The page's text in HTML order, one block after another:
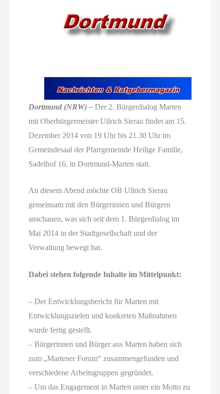
Dortmund (NRW) – Der 2. Bürgerdialog Marten
mit Oberbürgermeister Ullrich Sierau findet am 15.
Dezember 2014 von 19 Uhr bis 21.30 Uhr im
Gemeindesaal der Pfarrgemeinde Heilige Familie,
Sadelhof 16, in Dortmund-Marten statt.
An diesem Abend möchte OB Ullrich Sierau
gemeinsam mit den Bürgerinnen und Bürgern
anschauen, was sich seit dem 1. Bürgerdialog im
Mai 2014 in der Stadtgesellschaft und der
Verwaltung bewegt hat.
Dabei stehen folgende Inhalte im Mittelpunkt:
– Der Entwicklungsbericht für Marten mit
Entwicklungszielen und konkreten Maßnahmen
wurde fertig gestellt.
– Bürgerinnen und Bürger aus Marten haben sich
zum „Martener Forum“ zusammengefunden und
verschiedene Arbeitsgruppen gegründet.
– Um das Engagement in Marten unter ein Motto zu